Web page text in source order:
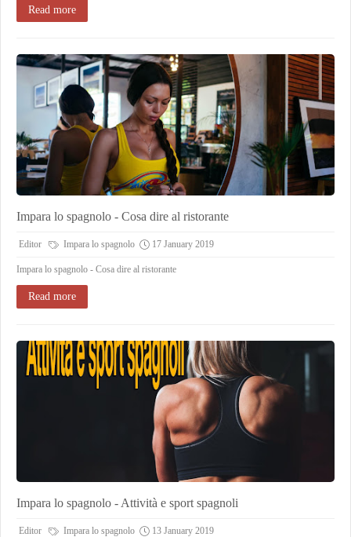
Read more
Impara lo spagnolo - Cosa dire al ristorante
Editor Impara lo spagnolo 17 January 2019
Impara lo spagnolo - Cosa dire al ristorante
Read more
Impara lo spagnolo - Attività e sport spagnoli
Editor Impara lo spagnolo 13 January 2019